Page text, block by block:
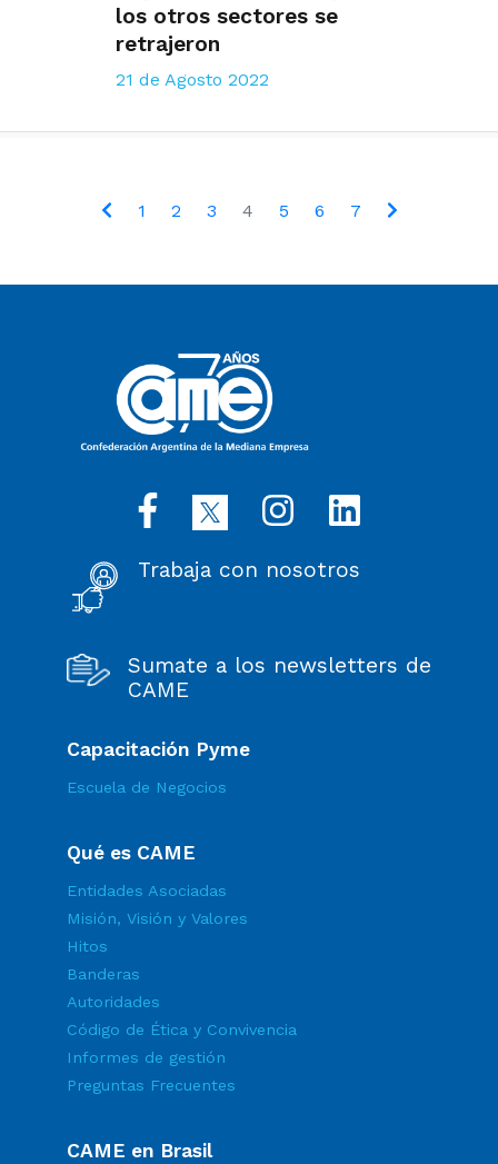
los otros sectores se
retrajeron
21 de Agosto 2022
1 2 3 4 5 6 7
Trabaja con nosotros
Sumate a los newsletters de
CAME
Capacitación Pyme
Escuela de Negocios
Qué es CAME
Entidades Asociadas
Misión, Visión y Valores
Hitos
Banderas
Autoridades
Código de Ética y Convivencia
Informes de gestión
Preguntas Frecuentes
CAME en Brasil